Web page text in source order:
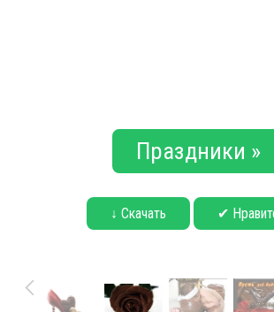
Праздники »
↓ Скачать ✔